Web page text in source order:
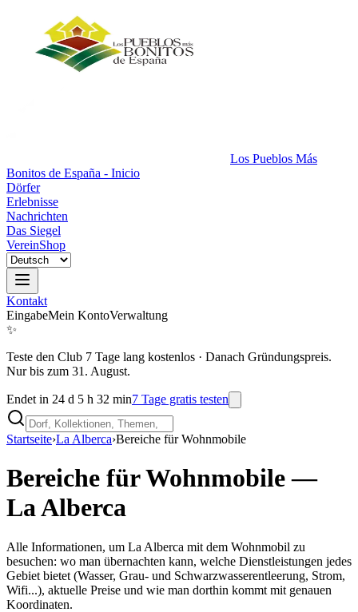
Los Pueblos Más
Bonitos de España - Inicio
Dörfer
Erlebnisse
Nachrichten
Das Siegel
VereinShop
Kontakt
EingabeMein KontoVerwaltung
✨
Teste den Club 7 Tage lang kostenlos · Danach Gründungspreis.
Nur bis zum 31. August.
Endet in 24 d 5 h 32 min7 Tage gratis testen
Startseite›La Alberca›Bereiche für Wohnmobile
Bereiche für Wohnmobile—
La Alberca
Alle Informationen, um La Alberca mit dem Wohnmobil zu
besuchen: wo man übernachten kann, welche Dienstleistungen jedes
Gebiet bietet (Wasser, Grau- und Schwarzwasserentleerung, Strom,
Wifi...), aktuelle Preise und wie man dorthin kommt mit genauen
Koordinaten.